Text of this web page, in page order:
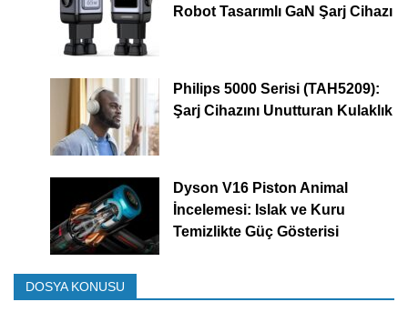
Robot Tasarımlı GaN Şarj Cihazı
Philips 5000 Serisi (TAH5209):
Şarj Cihazını Unutturan Kulaklık
Dyson V16 Piston Animal
İncelemesi: Islak ve Kuru
Temizlikte Güç Gösterisi
DOSYA KONUSU